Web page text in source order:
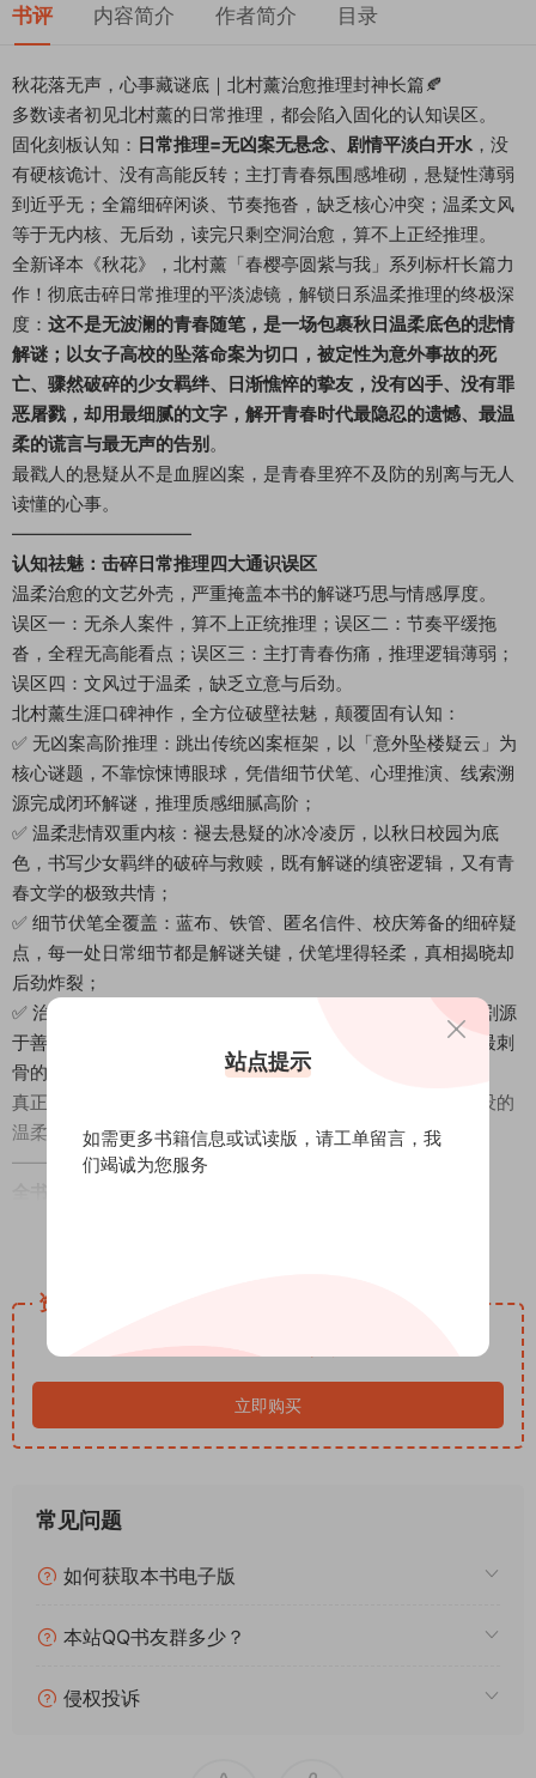
书评 内容简介 作者简介 目录
秋花落无声，心事藏谜底｜北村薰治愈推理封神长篇🍂
多数读者初见北村薰的日常推理，都会陷入固化的认知误区。
固化刻板认知： 日常推理=无凶案无悬念、剧情平淡白开水 ，没
有硬核诡计、没有高能反转；主打青春氛围感堆砌，悬疑性薄弱
到近乎无；全篇细碎闲谈、节奏拖沓，缺乏核心冲突；温柔文风
等于无内核、无后劲，读完只剩空洞治愈，算不上正经推理。
全新译本《秋花》，北村薰「春樱亭圆紫与我」系列标杆长篇力
作！彻底击碎日常推理的平淡滤镜，解锁日系温柔推理的终极深
度： 这不是无波澜的青春随笔，是一场包裹秋日温柔底色的悲情
解谜；以女子高校的坠落命案为切口，被定性为意外事故的死
亡、骤然破碎的少女羁绊、日渐憔悴的挚友，没有凶手、没有罪
恶屠戮，却用最细腻的文字，解开青春时代最隐忍的遗憾、最温
柔的谎言与最无声的告别。
最戳人的悬疑从不是血腥凶案，是青春里猝不及防的别离与无人
读懂的心事。
——————————
认知祛魅：击碎日常推理四大通识误区
温柔治愈的文艺外壳，严重掩盖本书的解谜巧思与情感厚度。
误区一：无杀人案件，算不上正统推理；误区二：节奏平缓拖
沓，全程无高能看点；误区三：主打青春伤痛，推理逻辑薄弱；
误区四：文风过于温柔，缺乏立意与后劲。
北村薰生涯口碑神作，全方位破壁祛魅，颠覆固有认知：
✅ 无凶案高阶推理：跳出传统凶案框架，以「意外坠楼疑云」为
核心谜题，不靠惊悚博眼球，凭借细节伏笔、心理推演、线索溯
源完成闭环解谜，推理质感细腻高阶；
✅ 温柔悲情双重内核：褪去悬疑的冰冷凌厉，以秋日校园为底
色，书写少女羁绊的破碎与救赎，既有解谜的缜密逻辑，又有青
春文学的极致共情；
✅ 细节伏笔全覆盖：蓝布、铁管、匿名信件、校庆筹备的细碎疑
点，每一处日常细节都是解谜关键，伏笔埋得轻柔，真相揭晓却
后劲炸裂；
✅ 治愈与遗憾极致拉扯：没有恶人、没有阴谋算计，所有悲剧源
于善意的误会、无声的隐忍与青春的笨拙，温柔文字下藏着最刺
骨的意难平。
真正的推理从不是追凶定罪，而是读懂遗憾、还原那些被埋没的
温柔真相。
——————————
治愈的秋日氛围满溢；
✅ 骤然破碎的美好：校庆前夕突发惨剧，津田真理子从高楼坠
落，事件被校方快速定性为意外事故，一切看似尘埃落定，却处
处透着蹊跷；
✅ 深陷沉沦的挚友：亲历好友离世的和泉利恵，一夜之间褪去鲜
✅ 疑点层层浮现：女主「我」重返母校追溯过往，意外收到匿名
细碎疑点不断堆叠；
揭开这场悲剧背后的善意初衷与无声遗憾，没有罪恶，却比凶案
秋日繁花终凋零，最痛的悲剧从不是恶意，是来不及诉说的温柔
资源下载
立即购买
常见问题
如何获取本书电子版
本站QQ书友群多少？
侵权投诉
站点提示
如需更多书籍信息或试读版，请工单留言 ，我
们竭诚为您服务